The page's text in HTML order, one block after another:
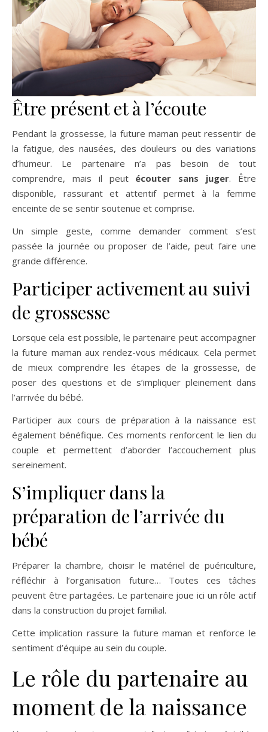
Être présent et à l’écoute
Pendant la grossesse, la future maman peut ressentir de
la fatigue, des nausées, des douleurs ou des variations
d’humeur. Le partenaire n’a pas besoin de tout
comprendre, mais il peut écouter sans juger. Être
disponible, rassurant et attentif permet à la femme
enceinte de se sentir soutenue et comprise.
Un simple geste, comme demander comment s’est
passée la journée ou proposer de l’aide, peut faire une
grande différence.
Participer activement au suivi
de grossesse
Lorsque cela est possible, le partenaire peut accompagner
la future maman aux rendez-vous médicaux. Cela permet
de mieux comprendre les étapes de la grossesse, de
poser des questions et de s’impliquer pleinement dans
l’arrivée du bébé.
Participer aux cours de préparation à la naissance est
également bénéfique. Ces moments renforcent le lien du
couple et permettent d’aborder l’accouchement plus
sereinement.
S’impliquer dans la
préparation de l’arrivée du
bébé
Préparer la chambre, choisir le matériel de puériculture,
réfléchir à l’organisation future… Toutes ces tâches
peuvent être partagées. Le partenaire joue ici un rôle actif
dans la construction du projet familial.
Cette implication rassure la future maman et renforce le
sentiment d’équipe au sein du couple.
Le rôle du partenaire au
moment de la naissance